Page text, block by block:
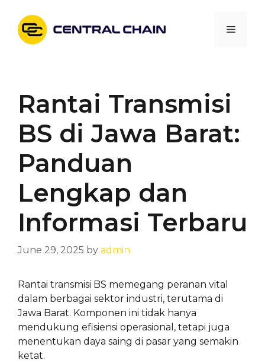
content
Menu
Rantai Transmisi
BS di Jawa Barat:
Panduan
Lengkap dan
Informasi Terbaru
June 29, 2025 by admin
Rantai transmisi BS memegang peranan vital
dalam berbagai sektor industri, terutama di
Jawa Barat. Komponen ini tidak hanya
mendukung efisiensi operasional, tetapi juga
menentukan daya saing di pasar yang semakin
ketat.